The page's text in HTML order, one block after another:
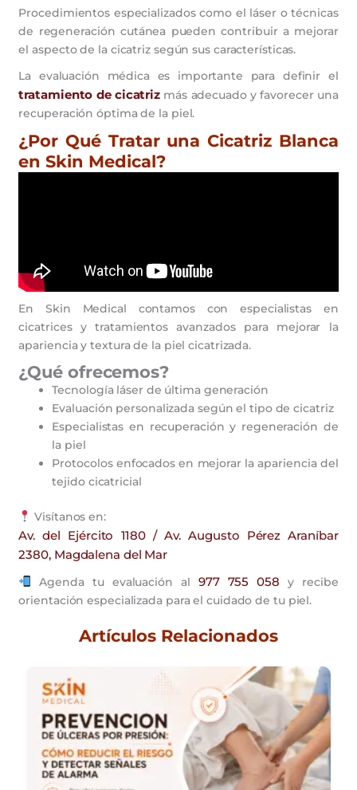
Procedimientos especializados como el láser o técnicas
de regeneración cutánea pueden contribuir a mejorar
el aspecto de la cicatriz según sus características.
La evaluación médica es importante para definir el
tratamiento de cicatriz más adecuado y favorecer una
recuperación óptima de la piel.
¿Por Qué Tratar una Cicatriz Blanca
en Skin Medical?
En Skin Medical contamos con especialistas en
cicatrices y tratamientos avanzados para mejorar la
apariencia y textura de la piel cicatrizada.
¿Qué ofrecemos?
Tecnología láser de última generación
Evaluación personalizada según el tipo de cicatriz
Especialistas en recuperación y regeneración de
la piel
Protocolos enfocados en mejorar la apariencia del
tejido cicatricial
Visítanos en:
Av. del Ejército 1180 / Av. Augusto Pérez Araníbar
2380, Magdalena del Mar
Agenda tu evaluación al 977 755 058 y recibe
orientación especializada para el cuidado de tu piel.
Artículos Relacionados